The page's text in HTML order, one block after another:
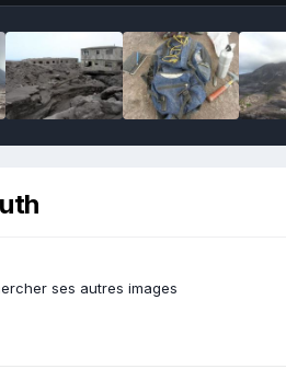
ses autres images